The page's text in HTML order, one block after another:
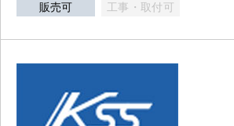
販売可 工事・取付可